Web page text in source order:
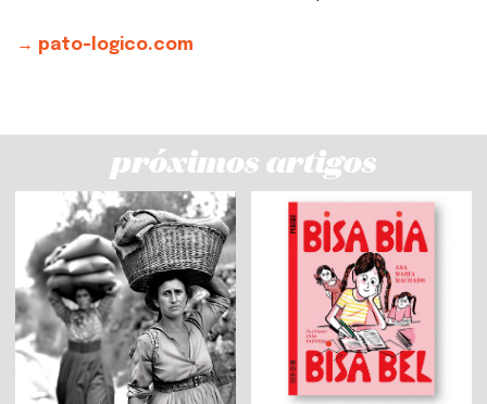
→ pato-logico.com
próximos artigos